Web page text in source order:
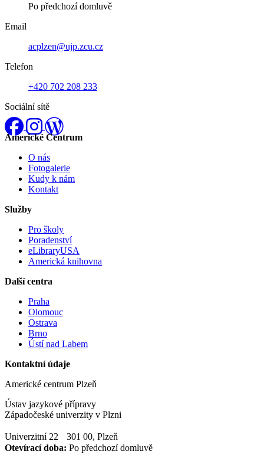
Po předchozí domluvě
Email
acplzen@ujp.zcu.cz
Telefon
+420 702 208 233
Sociální sítě
Facebook
InstagramNeznámá síť
Americké Centrum
O nás
Fotogalerie
Kudy k nám
Kontakt
Služby
Pro školy
Poradenství
eLibraryUSA
Americká knihovna
Další centra
Praha
Olomouc
Ostrava
Brno
Ústí nad Labem
Kontaktní údaje
Americké centrum Plzeň
Ústav jazykové přípravy
Západočeské univerzity v Plzni
Univerzitní 22 301 00, Plzeň
Otevírací doba: Po předchozí domluvě